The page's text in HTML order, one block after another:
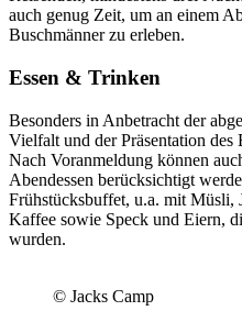
auch genug Zeit, um an einem
Buschmänner zu erleben.
Essen & Trinken
Besonders in Anbetracht der
Vielfalt und der Präsentation des
Nach Voranmeldung können
Abendessen berücksichtigt
Frühstücksbuffet, u.a. mit Müsli,
Kaffee sowie Speck und Eiern,
wurden.
© Jacks Camp